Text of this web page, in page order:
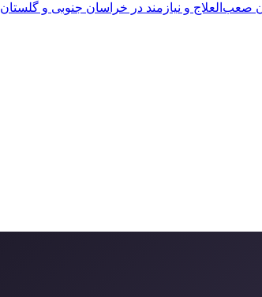
صعب‌العلاج و نیازمند در خراسان جنوبی و گلستان